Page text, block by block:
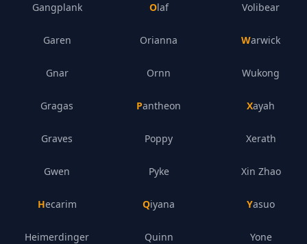
Gangplank
Garen
Gnar
Gragas
Graves
Gwen
Hecarim
Heimerdinger
Olaf
Orianna
Ornn
Pantheon
Poppy
Pyke
Qiyana
Quinn
Volibear
Warwick
Wukong
Xayah
Xerath
Xin Zhao
Yasuo
Yone